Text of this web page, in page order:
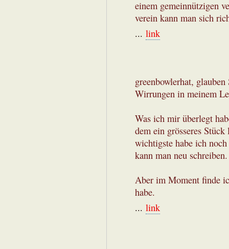
einem gemeinnützigen
verein kann man sich
... link
greenbowlerhat,
Wirrungen in meinem
Was ich mir überlegt
dem ein grösseres
wichtigste habe ich
kann man neu schreiben.
Aber im Moment finde
habe.
... link